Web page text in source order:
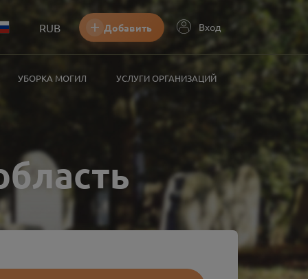
RUB Добавить Вход
УБОРКА МОГИЛ УСЛУГИ ОРГАНИЗАЦИЙ